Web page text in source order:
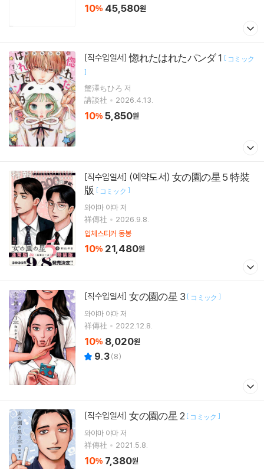
10% 45,580원
[직수입일서] 惚れたはれたパンダ 1 [ コミック
]
蟹澤ちひろ 저
講談社
2026.4.13.
10% 5,850원
[직수입일서]
版 [ コミック ]
와야마 야마저
祥傳社
2026.9.8.
입체스티커 동봉
10% 21,480원
[직수입일서] 女の園の星 3 [ コミック ]
와야마 야마저
祥傳社
2022.12.8.
10% 8,020원
9.3(8)
[직수입일서] 女の園の星 2 [ コミック ]
와야마 야마저
祥傳社
2021.5.8.
10% 7,380원